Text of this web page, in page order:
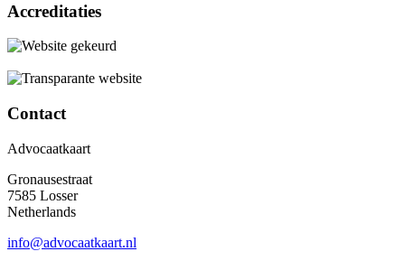
Accreditaties
Contact
Advocaatkaart
Gronausestraat
7585 Losser
Netherlands
info@advocaatkaart.nl